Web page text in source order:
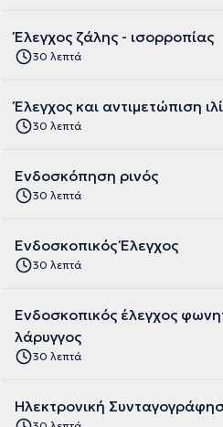
Έλεγχος ζάλης - ισορροπίας
30 λεπτά
Έλεγχος και αντιμετώπιση
30 λεπτά
Ενδοσκόπηση ρινός
30 λεπτά
Ενδοσκοπικός Έλεγχος
30 λεπτά
Ενδοσκοπικός έλεγχος
λάρυγγος
30 λεπτά
Ηλεκτρονική